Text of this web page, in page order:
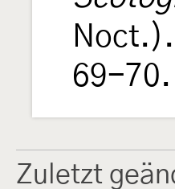
69-70.
Zuletzt